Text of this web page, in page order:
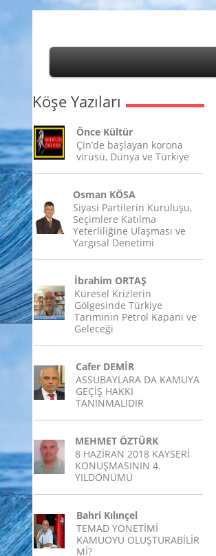
Köşe Yazıları
Önce Kültür
Çin’de başlayan korona
virüsü, Dünya ve Türkiye
Osman KÖSA
Siyasi Partilerin Kuruluşu,
Seçimlere Katılma
Yeterliliğine Ulaşması ve
Yargısal Denetimi
İbrahim ORTAŞ
Küresel Krizlerin
Gölgesinde Türkiye
Tarımının Petrol Kapanı ve
Geleceği
Cafer DEMİR
ASSUBAYLARA DA KAMUYA
GEÇİŞ HAKKI
TANINMALIDIR
MEHMET ÖZTÜRK
8 HAZİRAN 2018 KAYSERİ
KONUŞMASININ 4.
YILDÖNÜMÜ
Bahri Kılınçel
TEMAD YÖNETİMİ
KAMUOYU OLUŞTURABİLİR
Mİ?